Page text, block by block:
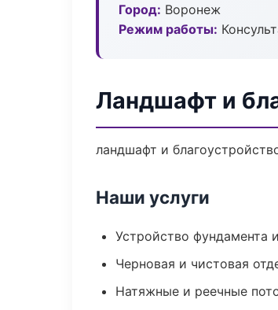
Город: Воронеж
Режим работы:
Ландшафт и
ландшафт и
Наши услуги
Устройство фундамента
Черновая и чистовая
Натяжные и реечные